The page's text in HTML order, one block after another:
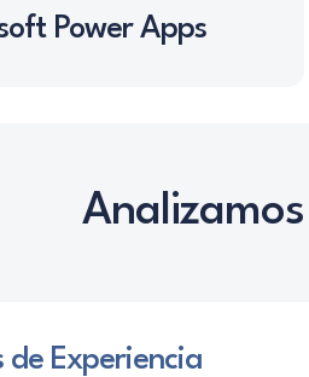
Power Apps
de Experiencia